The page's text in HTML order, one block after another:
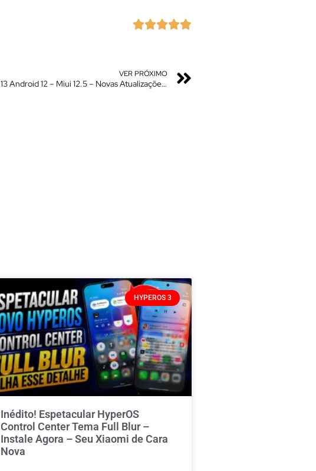

VER PRÓXIMO
Finalmente Chegou a vez deles – Miui 13 Android 12 – Miui 12.5 – Novas Atualizações Liberadas
HYPEROS 3
Inédito! Espetacular HyperOS
Control Center Tema Full Blur –
Instale Agora – Seu Xiaomi de Cara
Nova